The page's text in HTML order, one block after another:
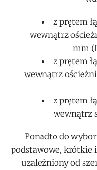
z prętem
wewnątrz
mm
z prętem
wewnątrz
z prętem
wewnątrz
Ponadto do
podstawowe, krótkie
uzależniony od